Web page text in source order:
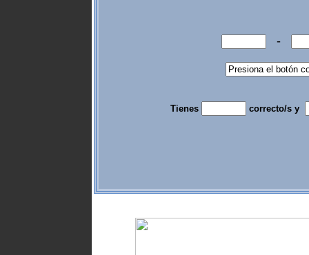
-
Tienes correcto/s y